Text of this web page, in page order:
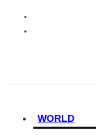
WORLD